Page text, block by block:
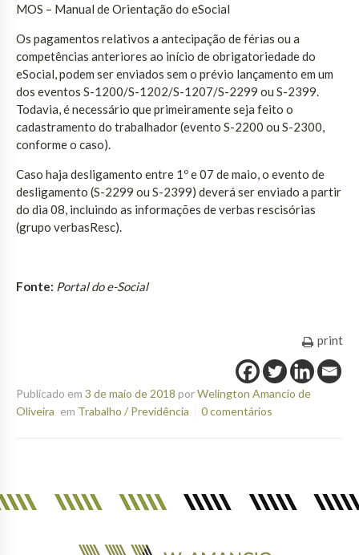
MOS – Manual de Orientação do eSocial
Os pagamentos relativos a antecipação de férias ou a
competências anteriores ao início de obrigatoriedade do
eSocial, podem ser enviados sem o prévio lançamento em um
dos eventos S-1200/S-1202/S-1207/S-2299 ou S-2399.
Todavia, é necessário que primeiramente seja feito o
cadastramento do trabalhador (evento S-2200 ou S-2300,
conforme o caso).
Caso haja desligamento entre 1º e 07 de maio, o evento de
desligamento (S-2299 ou S-2399) deverá ser enviado a partir
do dia 08, incluindo as informações de verbas rescisórias
(grupo verbasResc).
Fonte: Portal do e-Social
print
Publicado em 3 de maio de 2018 porWelington Amancio de
Oliveira em Trabalho / Previdência 0 comentários